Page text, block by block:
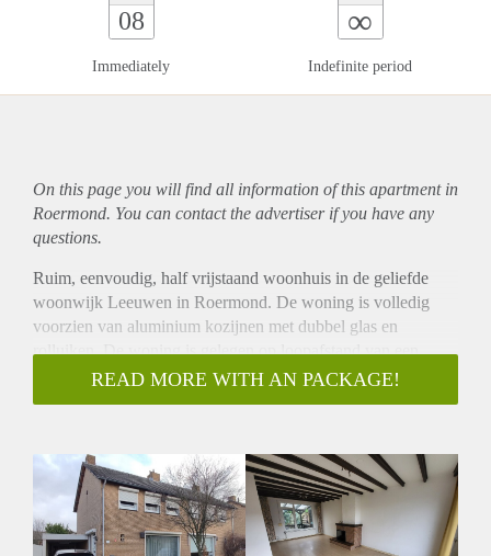
08
Immediately
∞
Indefinite period
On this page you will find all information of this apartmentin
Roermond. You can contact the advertiser if you have any
questions.
Ruim, eenvoudig, half vrijstaand woonhuis in de geliefde
woonwijk Leeuwen in Roermond. De woning is volledig
voorzien van aluminium kozijnen met dubbel glas en
rolluiken. De woning is gelegen op loopafstand van een
basisschool en het buitengebied. De binnenstad van
Roermond is gelegen op fietsafstand en er is een perfecte
Indeling:
Begane grond: Hal/entree, meterkast, opgang naar de 1e
verdieping en toegang tot de kelderberging. Gesloten keuken
voorzien van; gaskookplaat, afzuigkap, oven en koelkast.
READ MORE WITH AN PACKAGE!